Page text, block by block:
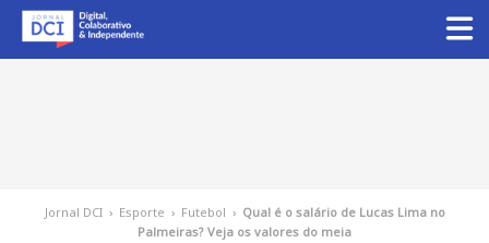
Jornal DCI › Esporte › Futebol › Qual é o salário de Lucas Lima no
Palmeiras? Veja os valores do meia